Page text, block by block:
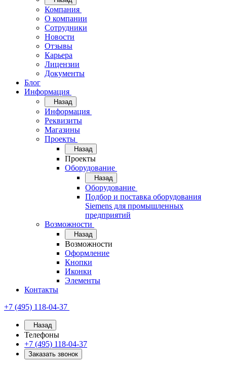
Компания
О компании
Сотрудники
Новости
Отзывы
Карьера
Лицензии
Документы
Блог
Информация
Назад
Информация
Реквизиты
Магазины
Проекты
Назад
Проекты
Оборудование
Назад
Оборудование
Подбор и поставка оборудования
Siemens для промышленных
предприятий
Возможности
Назад
Возможности
Оформление
Кнопки
Иконки
Элементы
Контакты
+7 (495) 118-04-37
Назад
Телефоны
+7 (495) 118-04-37
Заказать звонок